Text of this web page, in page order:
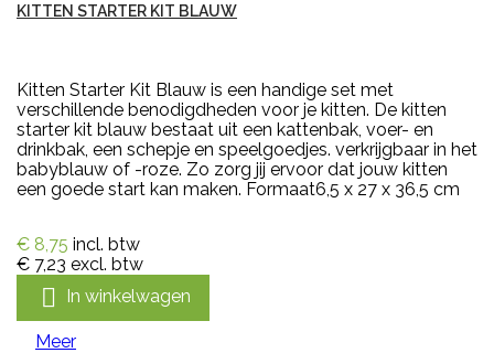
KITTEN STARTER KIT BLAUW
Kitten Starter Kit Blauw is een handige set met
verschillende benodigdheden voor je kitten. De kitten
starter kit blauw bestaat uit een kattenbak, voer- en
drinkbak, een schepje en speelgoedjes. verkrijgbaar in het
babyblauw of -roze. Zo zorg jij ervoor dat jouw kitten
een goede start kan maken. Formaat6,5 x 27 x 36,5 cm
€ 8,75 incl. btw
€ 7,23 excl. btw
 In winkelwagen
Meer